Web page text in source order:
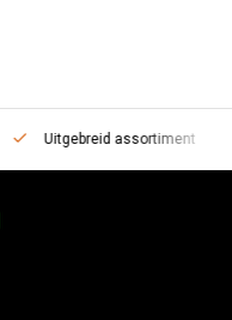
Uitgebreid assortiment